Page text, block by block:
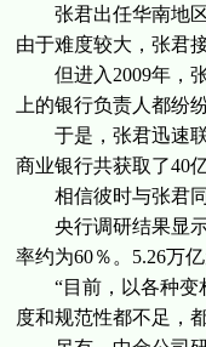
张君出任华南地区
由于难度较大，张君
但进入2009年，张
上的银行负责人都纷
于是，张君迅速联
商业银行共获取了40
相信彼时与张君同
央行调研结果显示
率约为60％。5.26万
“目前，以各种变相
度和规范性都不足，